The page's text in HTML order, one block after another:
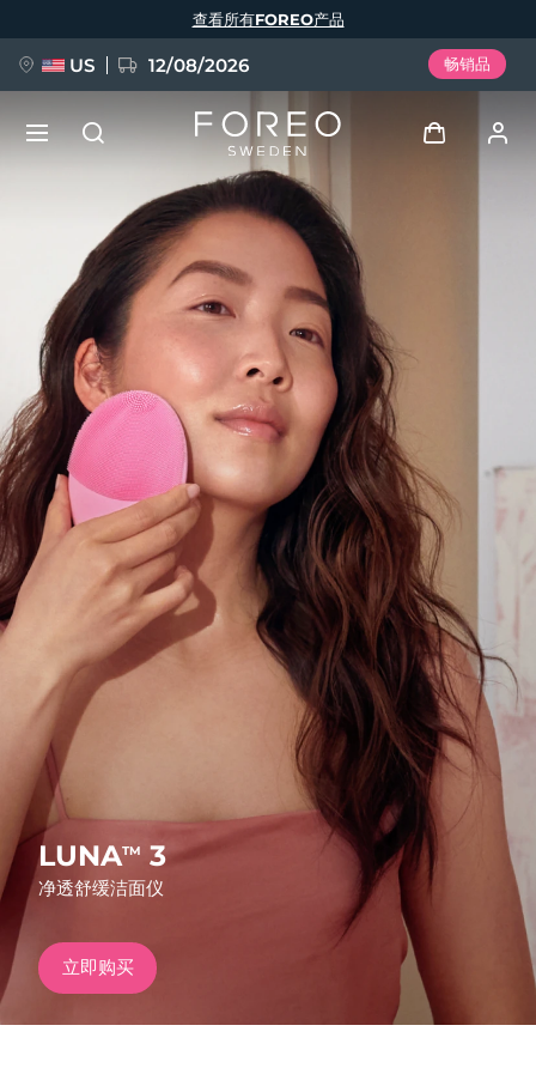
LUNATM 3
净透舒缓洁面仪
立即购买
查看所有FOREO产品
US 12/08/2026 畅销品
我的地址
我的订阅
FAQ™ Pure Beauty-Tech Elixir
BREAKING NEWS
issa™ Teeth Whitening Set
FAQ™ Dual LED Panel
热门产品
特别优惠 畅销产品
红光疗法
English Deutsch
Español
Français
Italiano
Português
Polski
Svenska
Русский
Türkçe
简体中文 繁體中文
发货国家
预计送达日期8/12/26
英国 预计送达日期8/11/26
西班牙 预计送达日期8/11/26
澳大利亚 预计送达日期 8/14/26
法国 预计送达日期
德国 预计送达日期
加拿大 预计送达日期